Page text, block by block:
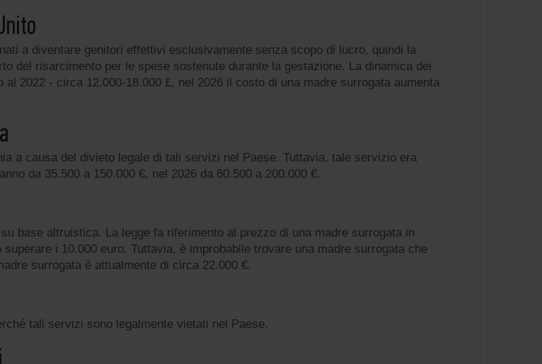
a diventare genitori effettivi esclusivamente senza scopo di lucro, quindi la
del risarcimento per le spese sostenute durante la gestazione. La dinamica dei
2022 - circa 12.000-18.000 £, nel 2026 il costo di una madre surrogata aumenta
a causa del divieto legale di tali servizi nel Paese. Tuttavia, tale servizio era
da 35.500 a 150.000 €, nel 2026 da 60.500 a 200.000 €.
base altruistica. La legge fa riferimento al prezzo di una madre surrogata in
i 10.000 euro. Tuttavia, è improbabile trovare una madre surrogata che
surrogata è attualmente di circa 22.000 €.
tali servizi sono legalmente vietati nel Paese.